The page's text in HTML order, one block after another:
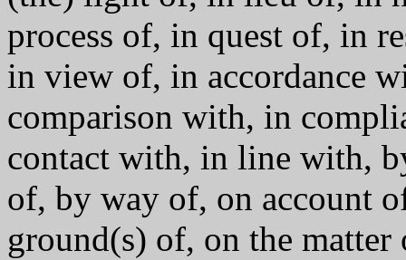
process of, in quest of, in
in view of, in accordance
comparison with, in
contact with, in line with,
of, by way of, on account
ground(s) of, on the